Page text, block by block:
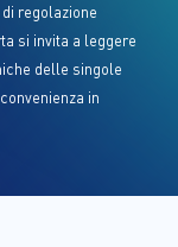
regolazione
si invita a leggere
delle singole
in